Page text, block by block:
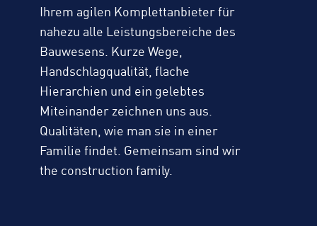
Ihrem agilen Komplettanbieter für
nahezu alle Leistungsbereiche des
Bauwesens. Kurze Wege,
Handschlagqualität, flache
Hierarchien und ein gelebtes
Miteinander zeichnen uns aus.
Qualitäten, wie man sie in einer
Familie findet. Gemeinsam sind wir
the construction family.